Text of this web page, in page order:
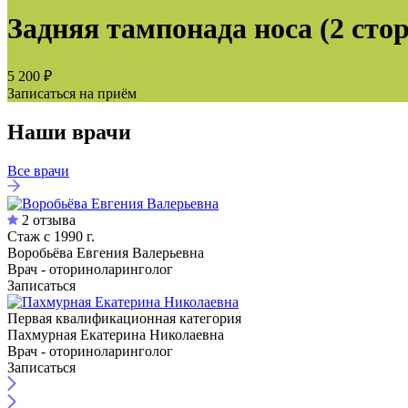
Задняя тампонада носа (2
5 200 ₽
Записаться на приём
Наши врачи
Все врачи
2 отзыва
Стаж с 1990 г.
Воробьёва Евгения Валерьевна
Врач - оториноларинголог
Записаться
Первая квалификационная категория
Пахмурная Екатерина Николаевна
Врач - оториноларинголог
Записаться